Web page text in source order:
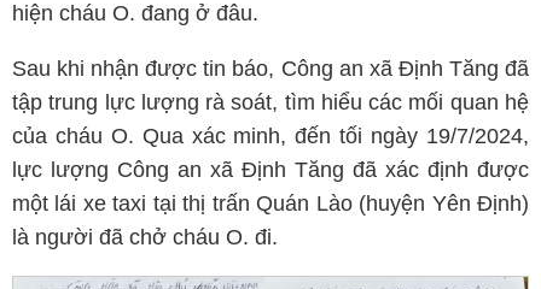
hiện cháu O. đang ở đâu.
Sau khi nhận được tin báo, Công an xã Định Tăng đã
tập trung lực lượng rà soát, tìm hiểu các mối quan hệ
của cháu O. Qua xác minh, đến tối ngày 19/7/2024,
lực lượng Công an xã Định Tăng đã xác định được
một lái xe taxi tại thị trấn Quán Lào (huyện Yên Định)
là người đã chở cháu O. đi.